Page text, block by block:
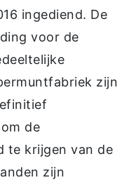
ingediend. De
voor de
zijn
de
te krijgen van de
zijn